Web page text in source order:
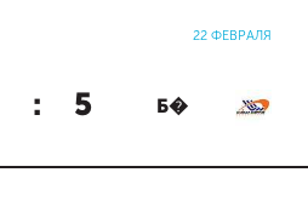
22 ФЕВРАЛЯ
: 5 Б�